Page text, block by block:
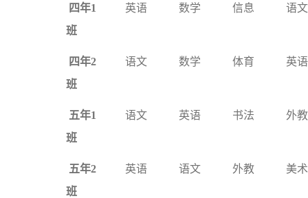
四年1
班
英语 数学 信息 语文
四年2
班
语文 数学 体育 英语
五年1
班
语文 英语 书法 外教
五年2
班
英语 语文 外教 美术